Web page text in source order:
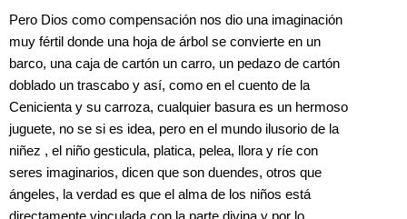
Pero Dios como compensación nos dio una imaginación
muy fértil donde una hoja de árbol se convierte en un
barco, una caja de cartón un carro, un pedazo de cartón
doblado un trascabo y así, como en el cuento de la
Cenicienta y su carroza, cualquier basura es un hermoso
juguete, no se si es idea, pero en el mundo ilusorio de la
niñez , el niño gesticula, platica, pelea, llora y ríe con
seres imaginarios, dicen que son duendes, otros que
ángeles, la verdad es que el alma de los niños está